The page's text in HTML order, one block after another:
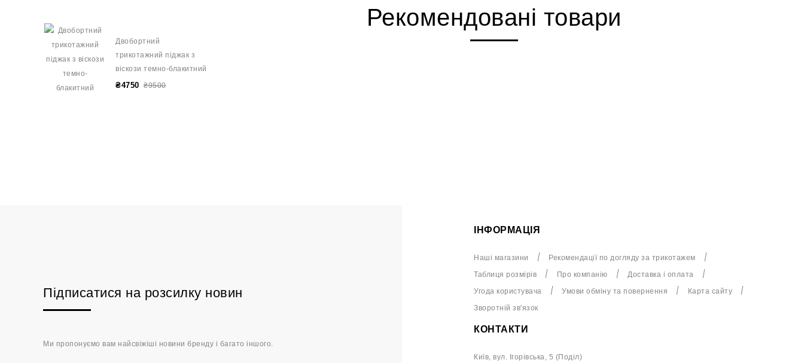
Двобортний
трикотажний піджак з
віскози темно-блакитний
₴4750 ₴9500
Рекомендовані товари
Підписатися на розсилку новин
Ми пропонуємо вам найсвіжіші новини бренду і багато іншого.
ІНФОРМАЦІЯ
Наші магазини
Рекомендації по догляду за трикотажем
Таблиця розмірів
Про компанію
Доставка і оплата
Угода користувача
Умови обміну та повернення
Карта сайту
Зворотній зв'язок
КОНТАКТИ
Київ, вул. Ігорівська, 5 (Поділ)